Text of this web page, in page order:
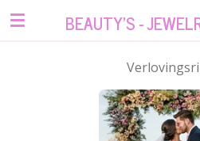
Ga
BEAUTY'S -